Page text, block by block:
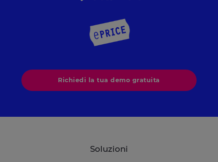
Richiedi la tua demo gratuita
Soluzioni